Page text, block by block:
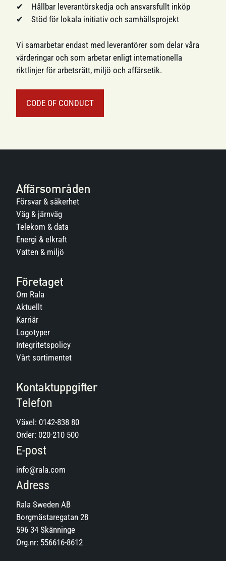
Hållbar leverantörskedja och ansvarsfullt inköp
Stöd för lokala initiativ och samhällsprojekt
Vi samarbetar endast med leverantörer som delar våra
värderingar och som arbetar enligt internationella
riktlinjer för arbetsrätt, miljö och affärsetik.
CODE OF CONDUCT
Affärsområden
Försvar & säkerhet
Väg & järnväg
Telekom & data
Energi & elkraft
Vatten & miljö
Företaget
Om Rala
Aktuellt
Karriär
Logotyper
Integritetspolicy
Vårt sortimentet
Kontaktuppgifter
Telefon
Växel: 0142-838 80
Order: 020-210 500
E-post
info@rala.com
Adress
Rala Sweden AB
Borgmästaregatan 28
596 34 Skänninge
Org.nr: 556616-8612